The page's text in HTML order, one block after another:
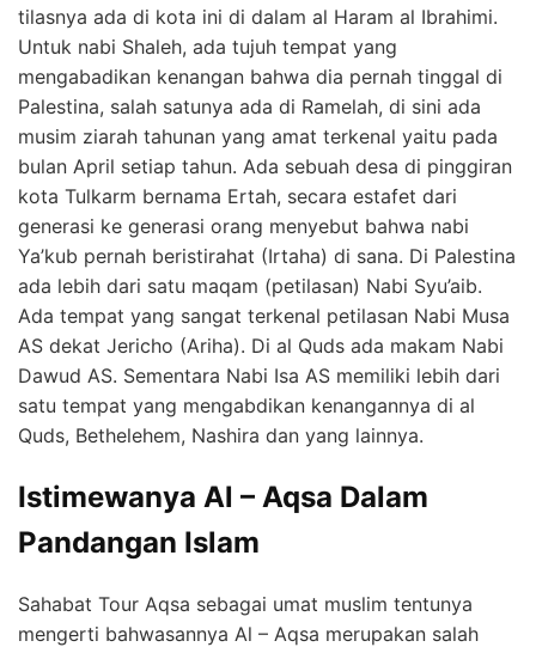
tilasnya ada di kota ini di dalam al Haram al Ibrahimi.
Untuk nabi Shaleh, ada tujuh tempat yang
mengabadikan kenangan bahwa dia pernah tinggal di
Palestina, salah satunya ada di Ramelah, di sini ada
musim ziarah tahunan yang amat terkenal yaitu pada
bulan April setiap tahun. Ada sebuah desa di pinggiran
kota Tulkarm bernama Ertah, secara estafet dari
generasi ke generasi orang menyebut bahwa nabi
Ya’kub pernah beristirahat (Irtaha) di sana. Di Palestina
ada lebih dari satu maqam (petilasan) Nabi Syu’aib.
Ada tempat yang sangat terkenal petilasan Nabi Musa
AS dekat Jericho (Ariha). Di al Quds ada makam Nabi
Dawud AS. Sementara Nabi Isa AS memiliki lebih dari
satu tempat yang mengabdikan kenangannya di al
Quds, Bethelehem, Nashira dan yang lainnya.
Istimewanya Al – Aqsa Dalam
Pandangan Islam
Sahabat Tour Aqsa sebagai umat muslim tentunya
mengerti bahwasannya Al – Aqsa merupakan salah